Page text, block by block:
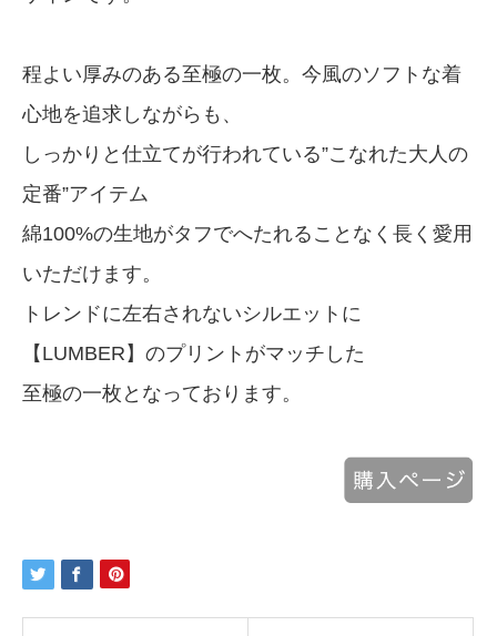
程よい厚みのある至極の一枚。今風のソフトな着
心地を追求しながらも、
しっかりと仕立てが行われている”こなれた大人の
定番”アイテム
綿100%の生地がタフでへたれることなく長く愛用
いただけます。
トレンドに左右されないシルエットに
【LUMBER】のプリントがマッチした
至極の一枚となっております。